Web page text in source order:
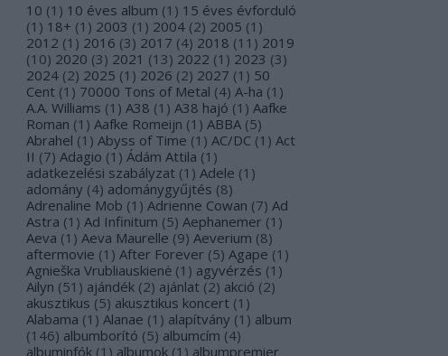
10 (1 ) 10 éves album (1 ) 15 éves évforduló
(1 ) 18+ (1 ) 2003 (1 ) 2004 (2) 2005 (1 )
2012 (1 ) 2016 (3) 2017 (4) 2018 (11 ) 2019
(10) 2020 (3) 2021 (13) 2022 (1 ) 2023 (3)
2024 (2) 2025 (1 ) 2026 (2) 2027 (1 ) 50
Cent (1 ) 70000 Tons of Metal (4) A-ha (1 )
A.A. Williams (1 ) A38 (1 ) A38 hajó (1 ) Aafke
Roman (1 ) Aafke Romeijn (1 ) ABBA (5)
Abrahel (1 ) Abyss of Time (1 ) AC/DC (1 ) Act
II (7) Adagio (1 ) Ádám Attila (1 )
adatkezelési szabályzat (1 ) Adele (1 )
adomány (4) adománygyűjtés (8)
Adrenaline Mob (1 ) Adrienne Cowan (7) Ad
Astra (1 ) Ad Infinitum (5) Aephanemer (1 )
Aeva (1 ) Aeva Maurelle (9) Aeverium (8)
aftermovie (1 ) After Forever (5) Agape (1 )
Agnieška Vrubliauskienė (1 ) agyvérzés (1 )
Ailyn (51 ) ajándék (2) ajánlat (2) akció (2)
akusztikus (5) akusztikus koncert (1 )
Alabama (1 ) Alanae (1 ) alapítvány (1 ) album
(146) albumborító (5) albumcím (4)
albuminfók (1 ) albumok (1 ) albumpremier